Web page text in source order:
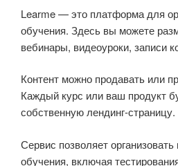
Learme — это платформа для
обучения. Здесь вы можете
вебинары, видеоуроки, записи
Контент можно продавать или
Каждый курс или ваш продукт
собственную лендинг-страницу.
Сервис позволяет
обучения, включая